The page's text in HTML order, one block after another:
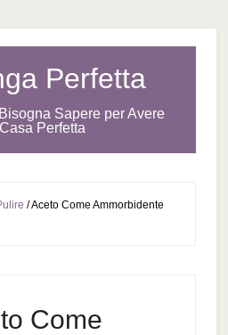
Perfetta
Sapere per Avere
Perfetta
/Aceto Come Ammorbidente
Come